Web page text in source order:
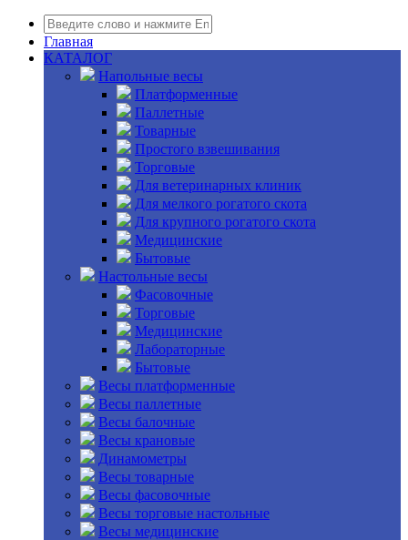
Главная
КАТАЛОГ
Напольные весы
Платформенные
Паллетные
Товарные
Простого взвешивания
Торговые
Для ветеринарных клиник
Для мелкого рогатого скота
Для крупного рогатого скота
Медицинские
Бытовые
Настольные весы
Фасовочные
Торговые
Медицинские
Лабораторные
Бытовые
Весы платформенные
Весы паллетные
Весы балочные
Весы крановые
Динамометры
Весы товарные
Весы фасовочные
Весы торговые настольные
Весы медицинские